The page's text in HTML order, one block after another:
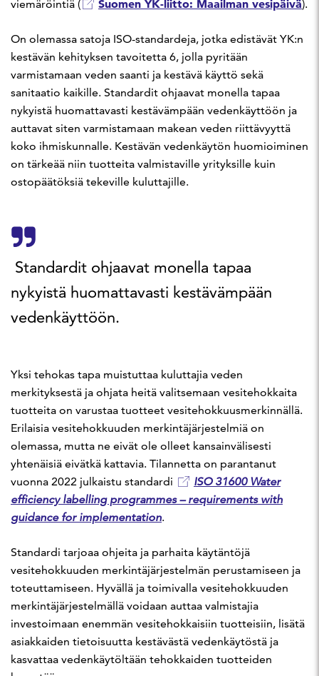
viemäröintiä (
Suomen YK-liitto: Maailman vesipäivä).
On olemassa satoja ISO-standardeja, jotka edistävät YK:n
kestävän kehityksen tavoitetta 6, jolla pyritään
varmistamaan veden saanti ja kestävä käyttö sekä
sanitaatio kaikille. Standardit ohjaavat monella tapaa
nykyistä huomattavasti kestävämpään vedenkäyttöön ja
auttavat siten varmistamaan makean veden riittävyyttä
koko ihmiskunnalle. Kestävän vedenkäytön huomioiminen
on tärkeää niin tuotteita valmistaville yrityksille kuin
ostopäätöksiä tekeville kuluttajille.
Standardit ohjaavat monella tapaa
nykyistä huomattavasti kestävämpään
vedenkäyttöön.
Yksi tehokas tapa muistuttaa kuluttajia veden
merkityksestä ja ohjata heitä valitsemaan vesitehokkaita
tuotteita on varustaa tuotteet vesitehokkuusmerkinnällä.
Erilaisia vesitehokkuuden merkintäjärjestelmiä on
olemassa, mutta ne eivät ole olleet kansainvälisesti
yhtenäisiä eivätkä kattavia. Tilannetta on parantanut
vuonna 2022 julkaistu standardi
ISO 31600 Water
efficiency labelling programmes – requirements with
guidance for implementation.
Standardi tarjoaa ohjeita ja parhaita käytäntöjä
vesitehokkuuden merkintäjärjestelmän perustamiseen ja
toteuttamiseen. Hyvällä ja toimivalla vesitehokkuuden
merkintäjärjestelmällä voidaan auttaa valmistajia
investoimaan enemmän vesitehokkaisiin tuotteisiin, lisätä
asiakkaiden tietoisuutta kestävästä vedenkäytöstä ja
kasvattaa vedenkäytöltään tehokkaiden tuotteiden